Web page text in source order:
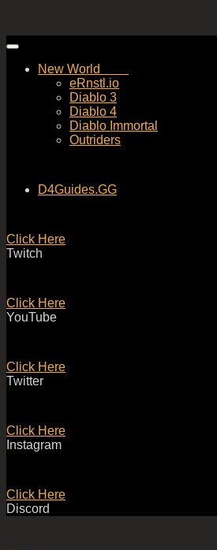
Skip
contentNew World
eRnstl.io
Diablo 3
Diablo 4
Diablo Immortal
Outriders
D4Guides.GG
Click Here
Twitch
Click Here
YouTube
Click Here
Twitter
Click Here
Instagram
Click Here
Discord